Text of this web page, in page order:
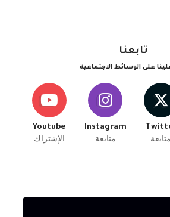
تابعنا
على الوسائط الاجتماعية
متابعة
Instagram
متابعة
Youtube
الإشتراك